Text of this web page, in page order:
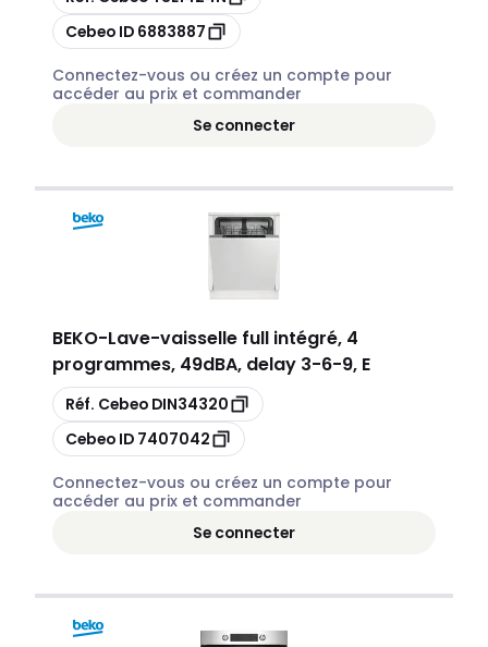
Copier
Cebeo ID 6883887
Connectez-vous ou créez un compte pour
accéder au prix et commander
Se connecter
BEKO-Lave-vaisselle full intégré, 4
programmes, 49dBA, delay 3-6-9, E
Copier
Réf. Cebeo DIN34320
Copier
Cebeo ID 7407042
Connectez-vous ou créez un compte pour
accéder au prix et commander
Se connecter